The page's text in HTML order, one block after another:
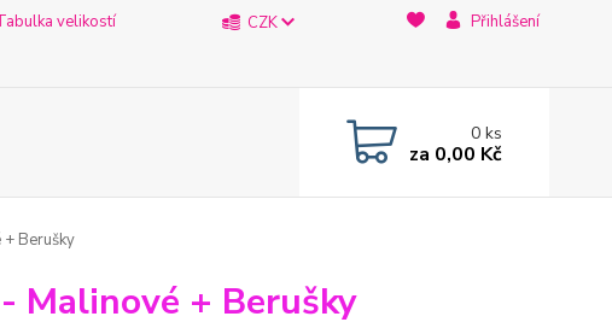
velikostí
CZK Přihlášení
0ks
za 0,00 Kč
Berušky
Malinové + Berušky